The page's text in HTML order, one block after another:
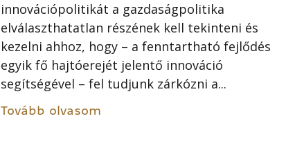
innovációpolitikát a gazdaságpolitika
elválaszthatatlan részének kell tekinteni és
kezelni ahhoz, hogy – a fenntartható fejlődés
egyik fő hajtóerejét jelentő innováció
segítségével – fel tudjunk zárkózni a...
Tovább olvasom